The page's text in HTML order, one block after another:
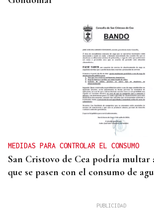
MEDIDAS PARA CONTROLAR EL CONSUMO
San Cristovo de Cea podría multar
que se pasen con el consumo de